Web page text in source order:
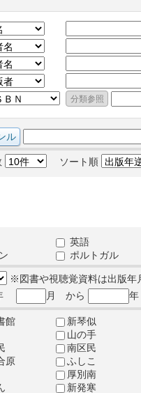
ソート順
英語
ポルトガル
※図書や視聴覚資料は出版年
月 から
館 新琴似
山の手
南区民
原
ふしこ
厚別南
新発寒